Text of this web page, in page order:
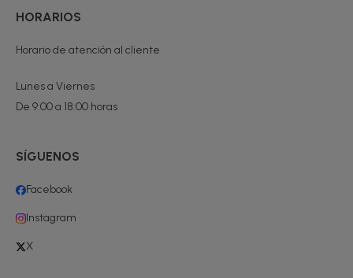
HORARIOS
Horario de atención al cliente
Lunes a Viernes
De 9:00 a 18:00 horas
SÍGUENOS
Facebook
Instagram
X